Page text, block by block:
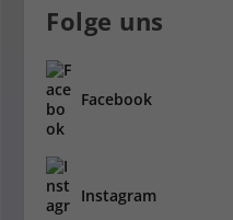
Folge uns
Facebook
Instagram